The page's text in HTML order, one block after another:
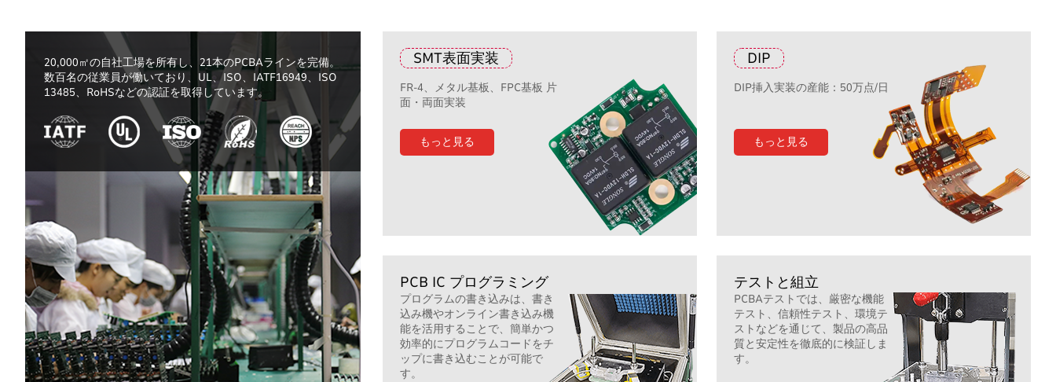
20,000㎡の自社工場を所有し、21本のPCBAラインを完備。
数百名の従業員が働いており、UL、ISO、IATF16949、ISO
13485、RoHSなどの認証を取得しています。
SMT表面実装
FR-4、メタル基板、FPC基板 片
面・両面実装
もっと見る
DIP
DIP挿入実装の産能：50万点/日
もっと見る
PCB IC プログラミング
プログラムの書き込みは、書き
込み機やオンライン書き込み機
能を活用することで、簡単かつ
効率的にプログラムコードをチ
ップに書き込むことが可能で
す。
テストと組立
PCBAテストでは、厳密な機能
テスト、信頼性テスト、環境テ
ストなどを通じて、製品の高品
質と安定性を徹底的に検証しま
す。